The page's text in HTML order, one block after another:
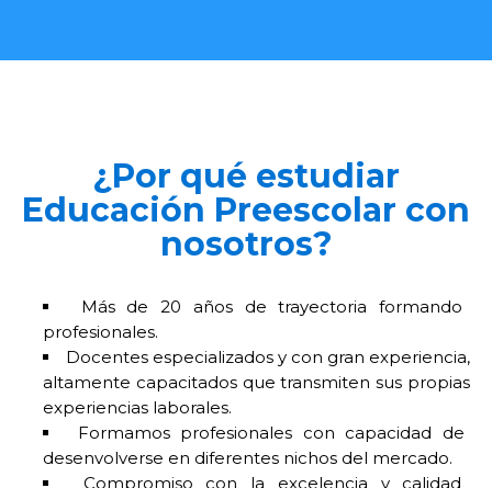
¿Por qué estudiar
Educación Preescolar con
nosotros?
Más de 20 años de trayectoria formando
profesionales.
Docentes especializados y con gran experiencia,
altamente capacitados que transmiten sus propias
experiencias laborales.
Formamos profesionales con capacidad de
desenvolverse en diferentes nichos del mercado.
Compromiso con la excelencia y calidad